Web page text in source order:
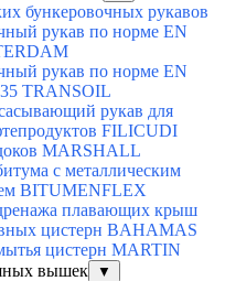
бункеровочных рукавов
рукав по норме EN
рукав по норме EN
TRANSOIL
рукав для
FILICUDI
MARSHALL
с металлическим
BITUMENFLEX
плавающих крыш
цистерн BAHAMAS
цистерн MARTIN
вышек
▼